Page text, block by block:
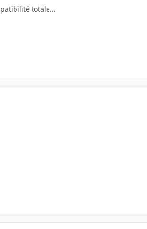
totale...